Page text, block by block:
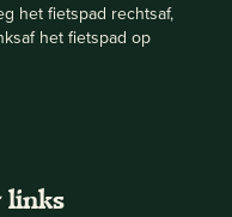
het fietspad rechtsaf,
het fietspad op
links